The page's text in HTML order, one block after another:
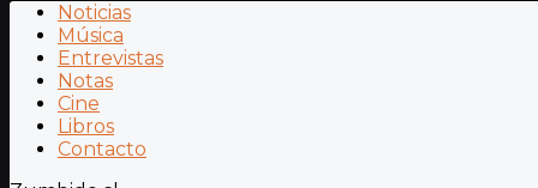
Noticias
Música
Entrevistas
Notas
Cine
Libros
Contacto